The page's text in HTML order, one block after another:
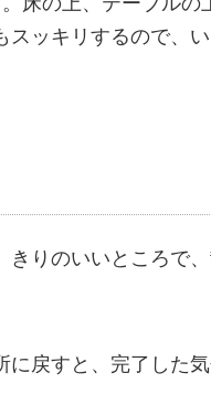
ッキリするので、
りのいいところで
に戻すと、完了した